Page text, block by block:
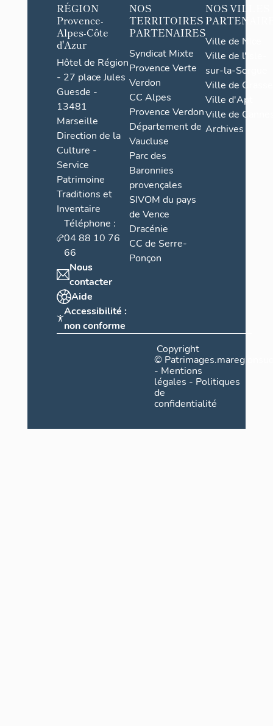
RÉGION
Provence-
Alpes-Côte
d'Azur
Hôtel de Région
- 27 place Jules
Guesde -
13481
Marseille
Direction de la
Culture -
Service
Patrimoine
Traditions et
Inventaire
Téléphone :
04 88 10 76
66
Nous
contacter
Aide
Accessibilité :
non conforme
NOS
TERRITOIRES
PARTENAIRES
Syndicat Mixte
Provence Verte
Verdon
CC Alpes
Provence Verdon
Département de
Vaucluse
Parc des
Baronnies
provençales
SIVOM du pays
de Vence
Dracénie
CC de Serre-
Ponçon
NOS VILLES
Ville de Nice
Ville de l'Isle-
sur-la-Sorgue
Ville de Grasse
Ville d'Apt
Ville de
Archives
Copyright
©
- Mentions
légales - Politiques
de
confidentialité